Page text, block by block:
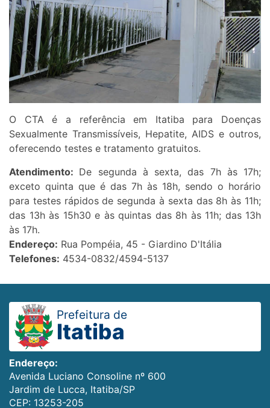
O CTA é a referência em Itatiba para Doenças
Sexualmente Transmissíveis, Hepatite, AIDS e outros,
oferecendo testes e tratamento gratuitos.
Atendimento: De segunda à sexta, das 7h às 17h;
exceto quinta que é das 7h às 18h, sendo o horário
para testes rápidos de segunda à sexta das 8h às 11h;
das 13h às 15h30 e às quintas das 8h às 11h; das 13h
às 17h.
Endereço: Rua Pompéia, 45 - Giardino D'Itália
Telefones: 4534-0832/4594-5137
Prefeitura de
Itatiba
Endereço:
Avenida Luciano Consoline nº 600
Jardim de Lucca, Itatiba/SP
CEP: 13253-205